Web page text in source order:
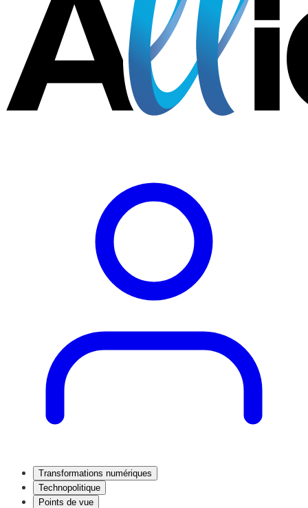
Transformations numériques
Technopolitique
Points de vue